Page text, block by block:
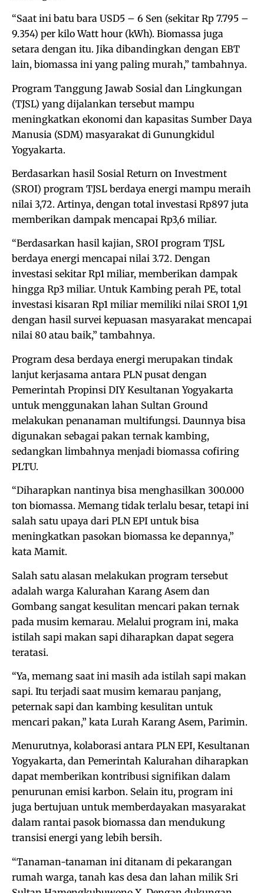
“Saat ini batu bara USD5 – 6 Sen (sekitar Rp 7.795 –
9.354) per kilo Watt hour (kWh). Biomassa juga
setara dengan itu. Jika dibandingkan dengan EBT
lain, biomassa ini yang paling murah,” tambahnya.
Program Tanggung Jawab Sosial dan Lingkungan
(TJSL) yang dijalankan tersebut mampu
meningkatkan ekonomi dan kapasitas Sumber Daya
Manusia (SDM) masyarakat di Gunungkidul
Yogyakarta.
Berdasarkan hasil Sosial Return on Investment
(SROI) program TJSL berdaya energi mampu meraih
nilai 3,72. Artinya, dengan total investasi Rp897 juta
memberikan dampak mencapai Rp3,6 miliar.
“Berdasarkan hasil kajian, SROI program TJSL
berdaya energi mencapai nilai 3.72. Dengan
investasi sekitar Rp1 miliar, memberikan dampak
hingga Rp3 miliar. Untuk Kambing perah PE, total
investasi kisaran Rp1 miliar memiliki nilai SROI 1,91
dengan hasil survei kepuasan masyarakat mencapai
nilai 80 atau baik,” tambahnya.
Program desa berdaya energi merupakan tindak
lanjut kerjasama antara PLN pusat dengan
Pemerintah Propinsi DIY Kesultanan Yogyakarta
untuk menggunakan lahan Sultan Ground
melakukan penanaman multifungsi. Daunnya bisa
digunakan sebagai pakan ternak kambing,
sedangkan limbahnya menjadi biomassa cofiring
PLTU.
“Diharapkan nantinya bisa menghasilkan 300.000
ton biomassa. Memang tidak terlalu besar, tetapi ini
salah satu upaya dari PLN EPI untuk bisa
meningkatkan pasokan biomassa ke depannya,”
kata Mamit.
Salah satu alasan melakukan program tersebut
adalah warga Kalurahan Karang Asem dan
Gombang sangat kesulitan mencari pakan ternak
pada musim kemarau. Melalui program ini, maka
istilah sapi makan sapi diharapkan dapat segera
teratasi.
“Ya, memang saat ini masih ada istilah sapi makan
sapi. Itu terjadi saat musim kemarau panjang,
peternak sapi dan kambing kesulitan untuk
mencari pakan,” kata Lurah Karang Asem, Parimin.
Menurutnya, kolaborasi antara PLN EPI, Kesultanan
Yogyakarta, dan Pemerintah Kalurahan diharapkan
dapat memberikan kontribusi signifikan dalam
penurunan emisi karbon. Selain itu, program ini
juga bertujuan untuk memberdayakan masyarakat
dalam rantai pasok biomassa dan mendukung
transisi energi yang lebih bersih.
“Tanaman-tanaman ini ditanam di pekarangan
rumah warga, tanah kas desa dan lahan milik Sri